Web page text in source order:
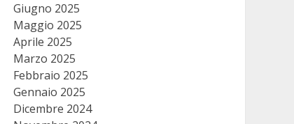
Giugno 2025
Maggio 2025
Aprile 2025
Marzo 2025
Febbraio 2025
Gennaio 2025
Dicembre 2024